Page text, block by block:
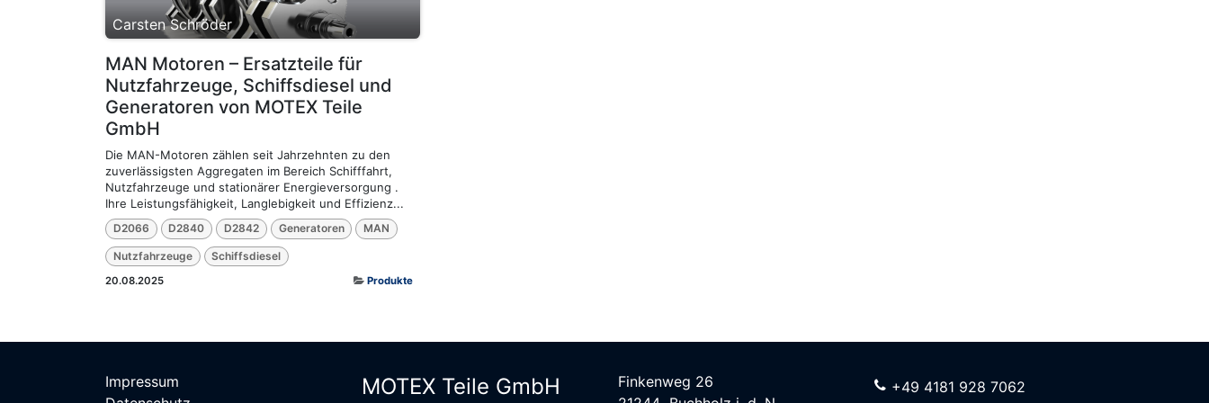
Carsten Schröder
MAN Motoren – Ersatzteile für
Nutzfahrzeuge, Schiffsdiesel und
Generatoren von MOTEX Teile
GmbH
Die MAN-Motoren zählen seit Jahrzehnten zu den
zuverlässigsten Aggregaten im Bereich Schifffahrt,
Nutzfahrzeuge und stationärer Energieversorgung .
Ihre Leistungsfähigkeit, Langlebigkeit und Effizienz...
D2066 D2840 D2842 Generatoren MAN
Nutzfahrzeuge Schiffsdiesel
20.08.2025 Produkte
Impressum
MOTEX Teile G​mbH
Finkenweg 26
+49 4181 928 7062